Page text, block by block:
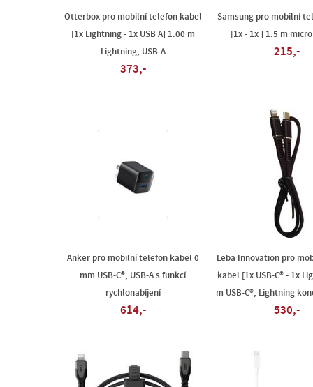
Otterbox pro mobilní telefon kabel
[1x Lightning - 1x USB A] 1.00 m
Lightning, USB-A
373,-
Samsung pro mobilní
[1x - 1x ] 1.5 m
215,-
Anker pro mobilní telefon kabel 0
mm USB-C®, USB-A s funkcí
rychlonabíjení
614,-
Leba Innovation pro
kabel [1x USB-C® - 1x
m USB-C®, Lightning
530,-